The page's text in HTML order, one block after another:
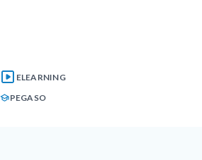
ELEARNING
PEGASO